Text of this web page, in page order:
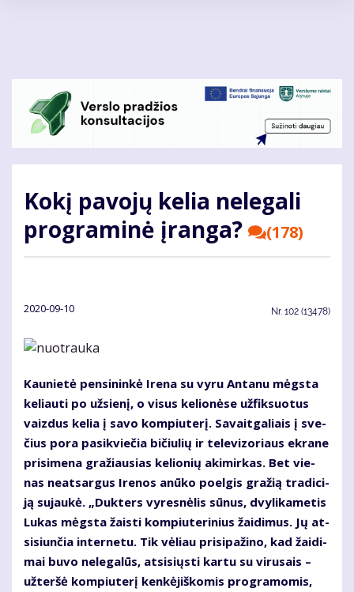
Kokį pavojų kelia nelegali
programinė įranga?
(178)
2020-09-10 Nr. 102 (13478)
Kau­nie­tė pen­si­nin­kė Ire­na su vy­ru An­ta­nu mėgs­ta
ke­liau­ti po už­sie­nį, o vi­sus ke­lio­nė­se už­fik­suo­tus
vaiz­dus ke­lia į sa­vo kom­piu­te­rį. Sa­vait­ga­liais į sve­
čius po­ra pa­si­kvie­čia bi­čiu­lių ir te­le­vi­zo­riaus ek­ra­ne
pri­si­me­na gra­žiau­sias ke­lio­nių aki­mir­kas. Bet vie­
nas ne­at­sar­gus Ire­nos anū­ko po­el­gis gra­žią tra­di­ci­
ją su­jau­kė. „Duk­ters vy­res­nė­lis sū­nus, dvy­li­ka­me­tis
Lu­kas mėgs­ta žais­ti kom­piu­te­ri­nius žai­di­mus. Jų at­
si­siun­čia in­ter­ne­tu. Tik vė­liau pri­si­pa­ži­no, kad žai­di­
mai bu­vo ne­le­ga­lūs, at­si­siųs­ti kar­tu su vi­ru­sais –
už­ter­šė kom­piu­te­rį ken­kė­jiš­ko­mis pro­gra­mo­mis,